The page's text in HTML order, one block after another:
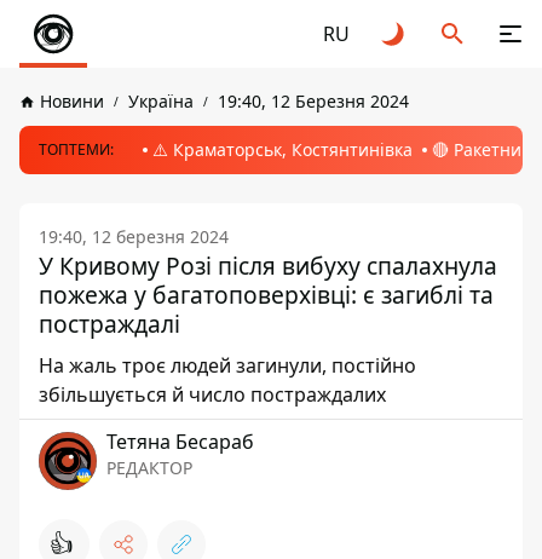
RU
Новини Україна 19:40, 12 Березня 2024
ТОПТЕМИ: ⚠️ Краматорськ, Костянтинівка 🔴 Ракетний
19:40, 12 березня 2024
У Кривому Розі після вибуху спалахнула
пожежа у багатоповерхівці: є загиблі та
постраждалі
На жаль троє людей загинули, постійно
збільшується й число постраждалих
Тетяна Бесараб
РЕДАКТОР
👍